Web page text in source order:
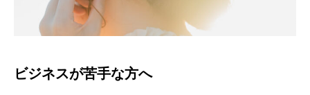
ビジネスが苦手な方へ